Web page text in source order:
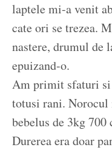
laptele mi-a venit
cate ori se trezea.
nastere, drumul de
epuizand-o.
Am primit sfaturi si
totusi rani. Norocul
bebelus de 3kg 700
Durerea era doar